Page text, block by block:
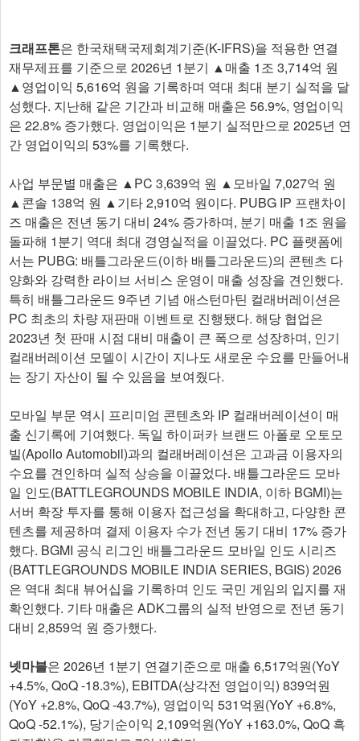
크래프톤은 한국채택국제회계기준(K-IFRS)을 적용한 연결
재무제표를 기준으로 2026년 1분기 ▲매출 1조 3,714억 원
▲영업이익 5,616억 원을 기록하며 역대 최대 분기 실적을 달
성했다. 지난해 같은 기간과 비교해 매출은 56.9%, 영업이익
은 22.8% 증가했다. 영업이익은 1분기 실적만으로 2025년 연
간 영업이익의 53%를 기록했다.
사업 부문별 매출은 ▲PC 3,63​9억 원 ▲모바일 7,027억 원
▲콘솔 138억 원 ▲기타 2,910억 원이다. PUBG IP 프랜차이
즈 매출은 전년 동기 대비 24% 증가하며, 분기 매출 1조 원을
돌파해 1분기 역대 최대 경영실적을 이끌었다. PC 플랫폼에
서는 PUBG: 배틀그라운드(이하 배틀그라운드)의 콘텐츠 다
양화와 강력한 라이브 서비스 운영이 매출 성장을 견인했다.
특히 배틀그라운드 9주년 기념 애스턴마틴 컬래버레이션은
PC 최초의 차량 재판매 이벤트로 진행됐다. 해당 협업은
2023년 첫 판매 시점 대비 매출이 큰 폭으로 성장하며, 인기
컬래버레이션 모델이 시간이 지나도 새로운 수요를 만들어내
는 장기 자산이 될 수 있음을 보여줬다.
모바일 부문 역시 프리미엄 콘텐츠와 IP 컬래버레이션이 매
출 신기록에 기여했다. 독일 하이퍼카 브랜드 아폴로 오토모
빌(Apollo Automobil)과의 컬래버레이션은 고과금 이용자의
수요를 견인하며 실적 상승을 이끌었다. 배틀그라운드 모바
일 인도(BATTLEGROUNDS MOBILE INDIA, 이하 BGMI)는
서버 확장 투자를 통해 이용자 접근성을 확대하고, 다양한 콘
텐츠를 제공하며 결제 이용자 수가 전년 동기 대비 17% 증가
했다. BGMI 공식 리그인 배틀그라운드 모바일 인도 시리즈
(BATTLEGROUNDS MOBILE INDIA SERIES, BGIS) 2026
은 역대 최대 뷰어십을 기록하며 인도 국민 게임의 입지를 재
확인했다. 기타 매출은 ADK그룹의 실적 반영으로 전년 동기
대비 2,859억 원 증가했다.​
넷마블은 2026년 1분기 연결기준으로 매출 6,517억원(YoY
+4.5%, QoQ -18.3%), EBITDA(상각전 영업이익) 839억원
(YoY +2.8%, QoQ -43.7%), 영업이익 531억원(YoY +6.8%,
QoQ -52.1%), 당기순이익 2,109억원(YoY +163.0%, QoQ 흑